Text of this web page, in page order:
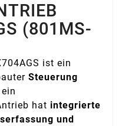
(801MS-
ist ein
Steuerung
hat integrierte
und